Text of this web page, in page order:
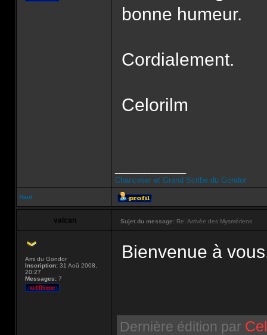
bonne humeur.
Cordialement.
Celorilm
Chancelier et Grand Scribe du Gondor
Haut
valcan Sujet du message: Re: Arrivée des Mysmériens
Ami du Gondor
Inscription: 31 Aoû 2008,
20:27
Messages: 7
Bienvenue à
Dernière édition par